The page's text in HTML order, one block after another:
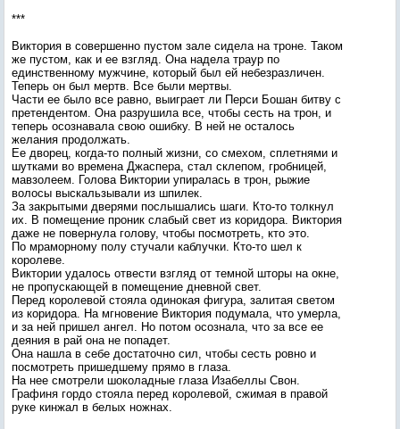
***
Виктория в совершенно пустом зале сидела на троне. Таком
же пустом, как и ее взгляд. Она надела траур по
единственному мужчине, который был ей небезразличен.
Теперь он был мертв. Все были мертвы.
Части ее было все равно, выиграет ли Перси Бошан битву с
претендентом. Она разрушила все, чтобы сесть на трон, и
теперь осознавала свою ошибку. В ней не осталось
желания продолжать.
Ее дворец, когда-то полный жизни, со смехом, сплетнями и
шутками во времена Джаспера, стал склепом, гробницей,
мавзолеем. Голова Виктории упиралась в трон, рыжие
волосы выскальзывали из шпилек.
За закрытыми дверями послышались шаги. Кто-то толкнул
их. В помещение проник слабый свет из коридора. Виктория
даже не повернула голову, чтобы посмотреть, кто это.
По мраморному полу стучали каблучки. Кто-то шел к
королеве.
Виктории удалось отвести взгляд от темной шторы на окне,
не пропускающей в помещение дневной свет.
Перед королевой стояла одинокая фигура, залитая светом
из коридора. На мгновение Виктория подумала, что умерла,
и за ней пришел ангел. Но потом осознала, что за все ее
деяния в рай она не попадет.
Она нашла в себе достаточно сил, чтобы сесть ровно и
посмотреть пришедшему прямо в глаза.
На нее смотрели шоколадные глаза Изабеллы Свон.
Графиня гордо стояла перед королевой, сжимая в правой
руке кинжал в белых ножнах.